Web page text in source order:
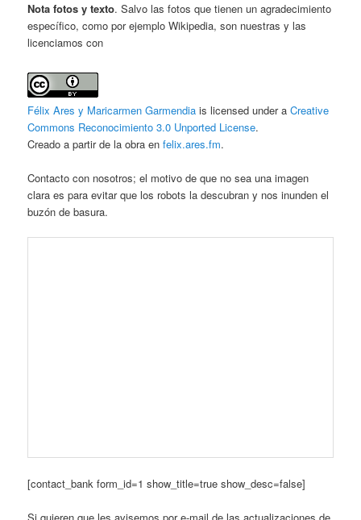
Nota fotos y texto. Salvo las fotos que tienen un agradecimiento
específico, como por ejemplo Wikipedia, son nuestras y las
licenciamos con
Félix Ares y Maricarmen Garmendia is licensed under aCreative
Commons Reconocimiento 3.0 Unported License.
Creado a partir de la obra enfelix.ares.fm.
Contacto con nosotros; el motivo de que no sea una imagen
clara es para evitar que los robots la descubran y nos inunden el
buzón de basura.